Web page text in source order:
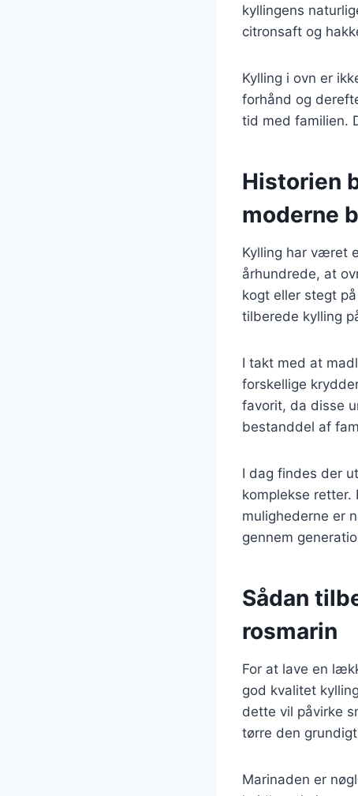
kyllingens
citronsaft og
Kylling i ovn er
forhånd og
tid med familien.
Historien
moderne
Kylling har været
århundrede, at
kogt eller stegt
tilberede kylling
I takt med at
forskellige
favorit, da disse
bestanddel af
I dag findes der
komplekse retter.
mulighederne er
gennem
Sådan
rosmarin
For at lave en
god kvalitet
dette vil påvirke
tørre den
Marinaden er